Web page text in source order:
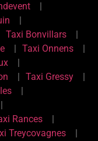
Taxi Bonvillars
Taxi Onnens
Taxi Gressy
Rances
Treycovagnes